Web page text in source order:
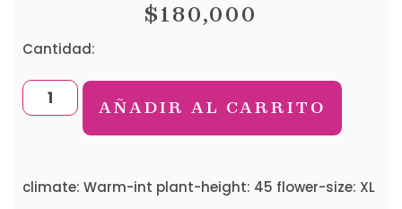
$180,000
Cantidad:
AÑADIR AL CARRITO
climate: Warm-int plant-height: 45 flower-size: XL